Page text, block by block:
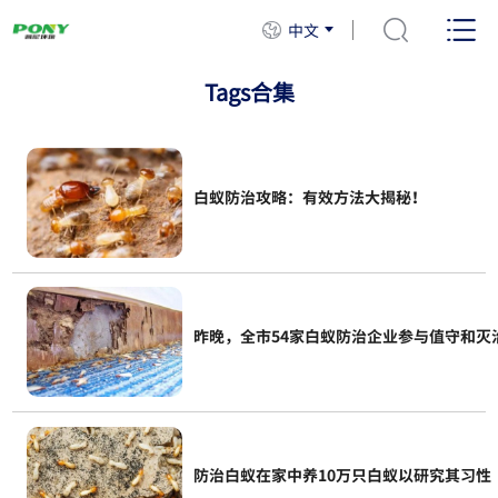
中文
Tags合集
白蚁防治攻略：有效方法大揭秘！
昨晚，全市54家白蚁防治企业参与值守和灭
防治白蚁在家中养10万只白蚁以研究其习性